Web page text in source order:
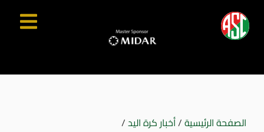
الصفحة الرئيسية/أخبار كرة اليد/